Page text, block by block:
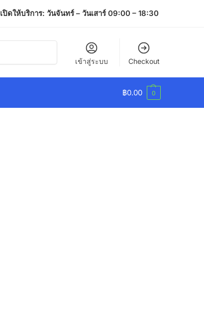
เปิดให้บริการ: วันจันทร์ – วันเสาร์ 09:00 – 18:30
เข้าสู่ระบบ Checkout
฿0.00 0